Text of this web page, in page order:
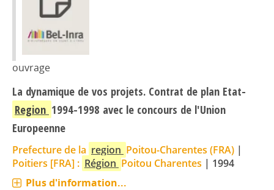
ouvrage
La dynamique de vos projets. Contrat de plan Etat-
Region 1994-1998 avec le concours de l'Union
Europeenne
Prefecture de la region Poitou-Charentes (FRA) |
Poitiers [FRA] : Région Poitou Charentes | 1994
Plus d'information...